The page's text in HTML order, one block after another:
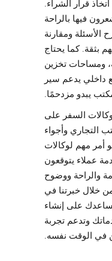
قرار الشراء.
فيها بالراحة
ومقارنة
بثقة. كما يحتاج
ومساحات تخزين
داخلي يدعم سير
يبدو مزدحمًا.
السفر على
التجاري وأجواء
أمر مهم لوكالات
عملاء يتوقعون
والراحة ووضوح
خلال خبرتنا في
على إنشاء
وتدعم تجربة
في الوقت نفسه.